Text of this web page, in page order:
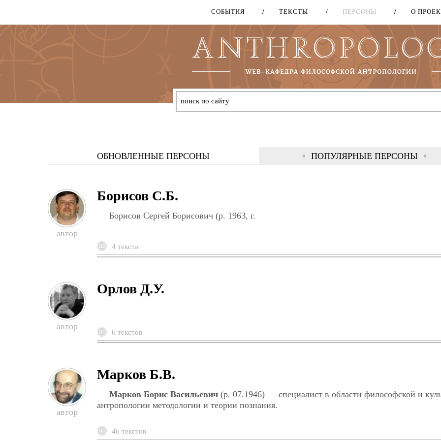
Перейти
основному
содержанию
СОБЫТИЯ ТЕКСТЫ ПЕРСОНЫ О
ОБНОВЛЕННЫЕ ПЕРСОНЫ ПОПУЛЯРНЫЕ ПЕРСОНЫ
Борисов С.Б.
Борисов Сергей Борисович (р. 1963, г.
4 текста
Орлов Д.У.
6 текстов
Марков Б.В.
Марков Борис Васильевич (р. 07.1946) — специалист в области философской и
антропологии методологии и теории познания.
46 текстов